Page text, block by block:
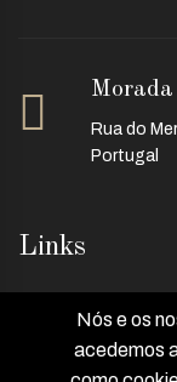
Links
Início
Morada
Rua do
Portugal
Nós e os
acedemos